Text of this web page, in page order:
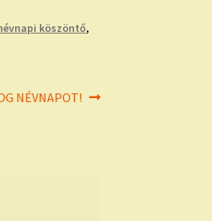
köszöntő,
NÉVNAPOT!